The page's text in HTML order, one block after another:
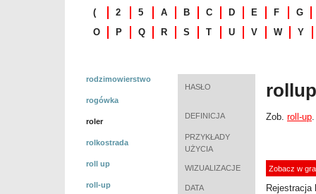
( 2 5 A B C D E F
G
O
P Q R S T U V W Y
rodzimowierstwo
rogówka
roler
rolkostrada
roll up
roll-up
HASŁO
DEFINICJA Zob. roll-up.
PRZYKŁADY
UŻYCIA
WIZUALIZACJE Zobacz w
DATA Rejestracja